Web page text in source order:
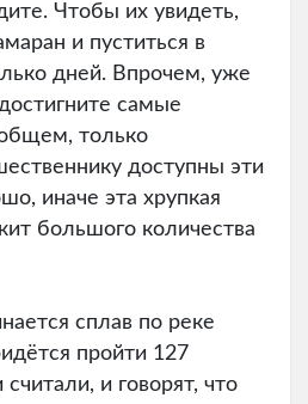
Чтобы их увидеть,
и пуститься в
дней. Впрочем, уже
самые
только
доступны эти
иначе эта хрупкая
большого количества
сплав по реке
пройти 127
и говорят, что